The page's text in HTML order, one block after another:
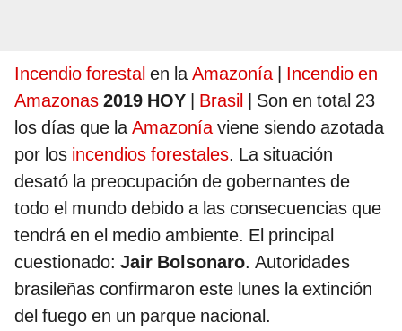
Incendio forestal en laAmazonía| Incendio en
Amazonas 2019 HOY | Brasil | Son en total 23
los días que laAmazoníaviene siendo azotada
por los incendios forestales. La situación
desató la preocupación de gobernantes de
todo el mundo debido a las consecuencias que
tendrá en el medio ambiente. El principal
cuestionado: Jair Bolsonaro. Autoridades
brasileñas confirmaron este lunes la extinción
del fuego en un parque nacional.